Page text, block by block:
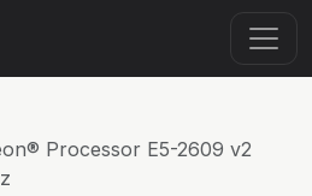
Processor E5-2609 v2